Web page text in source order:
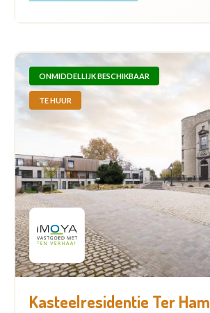
ONMIDDELLIJK BESCHIKBAAR
TE HUUR
Kasteelresidentie Ter Ham